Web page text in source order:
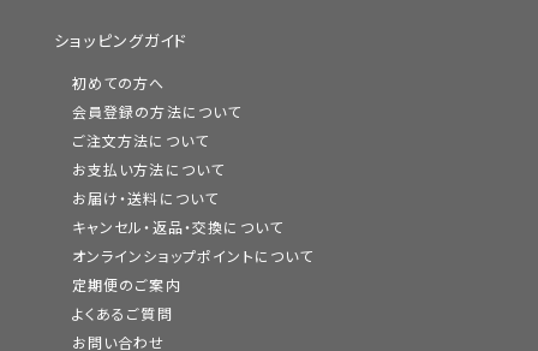
ショッピングガイド
初めての方へ
会員登録の方法について
ご注文方法について
お支払い方法について
お届け・送料について
キャンセル・返品・交換について
オンラインショップポイントについて
定期便のご案内
よくあるご質問
お問い合わせ